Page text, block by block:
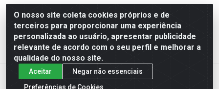
O nosso site coleta cookies próprios e de
terceiros para proporcionar uma experiência
personalizada ao usuário, apresentar publicidade
relevante de acordo com o seu perfil e melhorar a
qualidade do nosso site.
Aceitar
Negar não essenciais
Preferências de Cookies
KarneKeijo Logistica Integrada LTDA - Rod. Br-101 Sul, nº3700
- Barro, Recife/PE, 50900-400 CNPJ: 24.150.377/0001-95
Estados atendidos pela KarneKeijo: PE, PB e RN.